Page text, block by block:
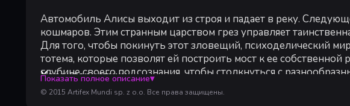
Автомобиль Алисы выходит из строя и падает в реку.
кошмаров. Этим странным царством грез управляет
Для того, чтобы покинуть этот зловещий, психоделический
тотема, которые позволят ей построить мост к ее
глубине своего подсознания, чтобы столкнуться с
Алиса решает шарады и головоломки, которые проверяют ее
прошлого, вдруг ставшими реальными по коварному желанию
Характеристики
Проберись через 38 сюрреалистических, вручную
Показать полное описание▾
© 2015 Artifex Mundi sp. z o.o. Все права защищены.
Видеокарта:
128 MB VRAM
DirectX:версии 9.0
Место на диске: 1 GB
Видеокарта:
DirectX:
Место на